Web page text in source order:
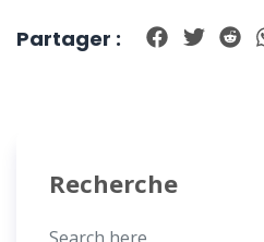
Partager :
Recherche